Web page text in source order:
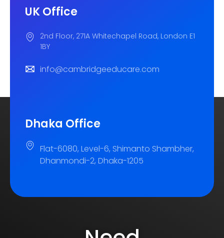
UK Office
2nd Floor, 271A Whitechapel Road, London E1
1BY
info@cambridgeeducare.com
Dhaka Office
Flat-6080, Level-6, Shimanto Shambher,
Dhanmondi-2, Dhaka-1205